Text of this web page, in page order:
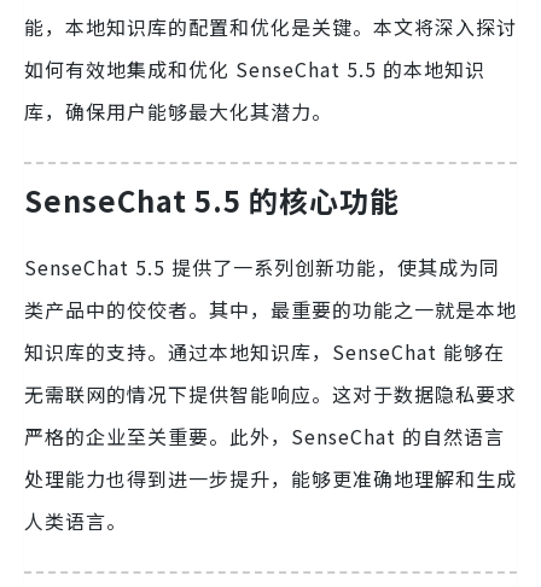
能，本地知识库的配置和优化是关键。本文将深入探讨
如何有效地集成和优化 SenseChat 5.5 的本地知识
库，确保用户能够最大化其潜力。
SenseChat 5.5 的核心功能
SenseChat 5.5 提供了一系列创新功能，使其成为同
类产品中的佼佼者。其中，最重要的功能之一就是本地
知识库的支持。通过本地知识库，SenseChat 能够在
无需联网的情况下提供智能响应。这对于数据隐私要求
严格的企业至关重要。此外，SenseChat 的自然语言
处理能力也得到进一步提升，能够更准确地理解和生成
人类语言。